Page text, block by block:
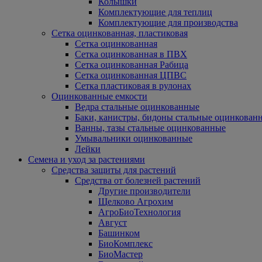
Комплектующие для теплиц
Комплектующие для производства
Сетка оцинкованная, пластиковая
Сетка оцинкованная
Сетка оцинкованная в ПВХ
Сетка оцинкованная Рабица
Сетка оцинкованная ЦПВС
Сетка пластиковая в рулонах
Оцинкованные емкости
Ведра стальные оцинкованные
Баки, канистры, бидоны стальные
Ванны, тазы стальные оцинкованные
Умывальники оцинкованные
Лейки
Семена и уход за растениями
Средства защиты для растений
Средства от болезней растений
Другие производители
Щелково Агрохим
АгроБиоТехнология
Август
Башинком
БиоКомплекс
БиоМастер